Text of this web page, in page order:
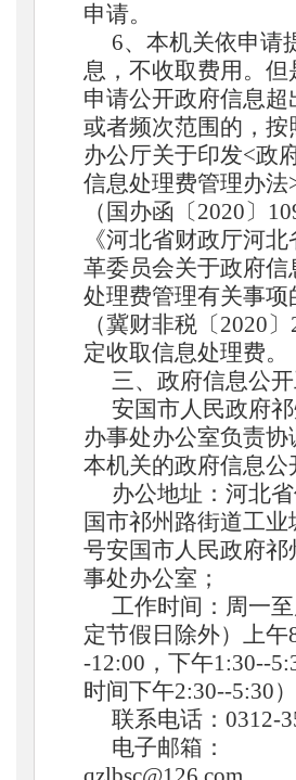
申请。
6、本机关依申请
息，不收取费用。但
申请公开政府信息超
或者频次范围的，按
办公厅关于印发<政
信息处理费管理办法
（国办函〔2020〕
《河北省财政厅河
革委员会关于政府信
处理费管理有关事项
（冀财非税〔2020
定收取信息处理费。
三、政府信息公
安国市人民政府
办事处办公室负责
本机关的政府信息公
办公地址： 河北
国市祁州路街道工业
号安国市人民政府祁
事处办公室；
工作时间：周一
定节假日除外）上午
-12:00，下午1:30--
时间下午2:30--5:30）
联系电话： 0312-3
电子邮箱：